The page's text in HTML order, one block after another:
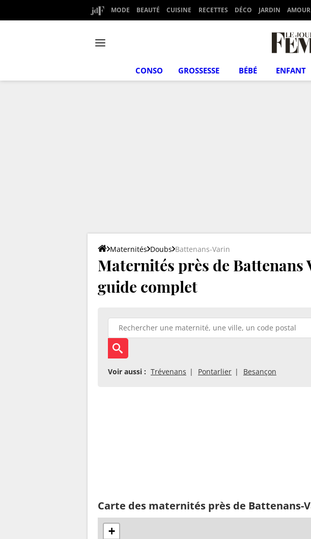
MODE BEAUTÉ CUISINE RECETTES DÉCO JARDIN AMOUR
CONSO GROSSESSE BÉBÉ ENFANT
Maternités Doubs Battenans-Varin
Maternités près de Battenans
guide complet
Voir aussi : Trévenans Pontarlier Besançon
Carte des maternités près de Battenans-
+